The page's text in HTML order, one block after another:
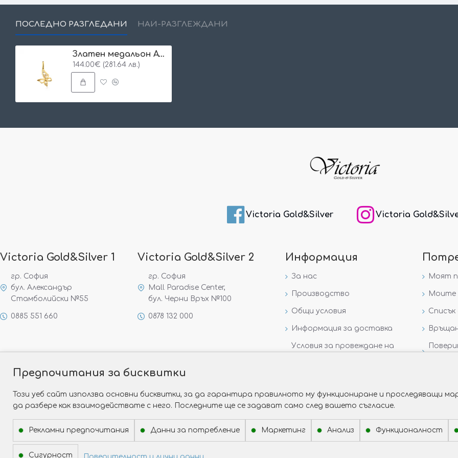
ПОСЛЕДНО РАЗГЛЕДАНИ НАЙ-РАЗГЛЕЖДАНИ
Златен медальон Avia
144.00€ (281.64 лв.)
Victoria Gold&Silver Victoria
Victoria Gold&Silver 1
гр. София
бул. Александър
Стамболийски №55
0885 551 660
Victoria Gold&Silver 2
гр. София
Mall Paradise Center,
бул. Черни Връх №100
0878 132 000
Информация
За нас
Производство
Общи условия
Информация за доставка
Условия за провеждане на
Моят
Моите
Списък
Предпочитания за бисквитки
Този уеб сайт използва основни бисквитки, за да гарантира правилното му функциониране и проследяващи
да разбере как взаимодействате с него. Последните ще се задават само след вашето съгласие.
Рекламни предпочитания Данни за потребление Маркетинг Анализ Функционалност
Сигурност Поверителност и лични данни